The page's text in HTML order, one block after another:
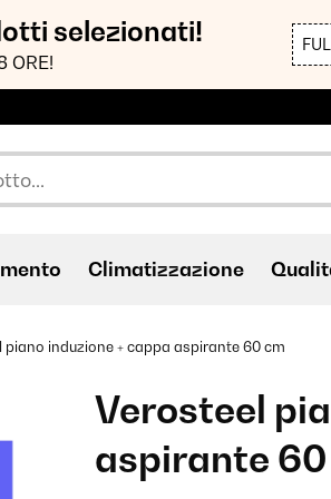
selezionati!
ORE!
Climatizzazione
piano induzione + cappa aspirante 60 cm
Verosteel
aspirante